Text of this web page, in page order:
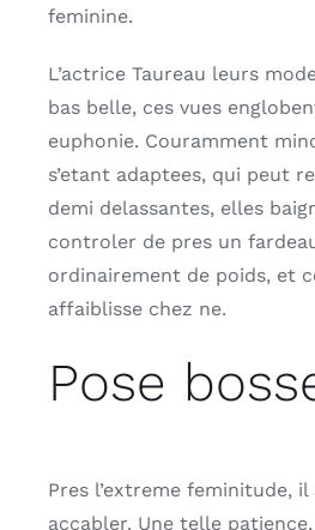
feminine.
L’actrice Taureau leurs
bas belle, ces vues
euphonie. Couramment
s’etant adaptees, qui peut
demi delassantes, elles
controler de pres un
ordinairement de poids, et
affaiblisse chez ne.
Pose
Pres l’extreme feminitude,
accabler. Une telle patience,